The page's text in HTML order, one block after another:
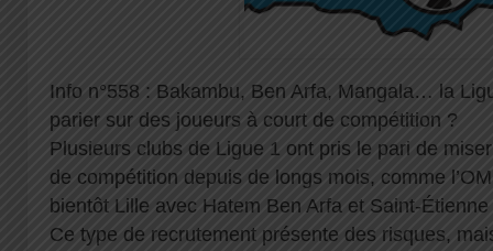
Info n°558 : Bakambu, Ben Arfa, Mangala… la
parier sur des joueurs à court de compétition ?
Plusieurs clubs de Ligue 1 ont pris le pari de
de compétition depuis de longs mois, comme
bientôt Lille avec Hatem Ben Arfa et Saint-
Ce type de recrutement présente des risques,